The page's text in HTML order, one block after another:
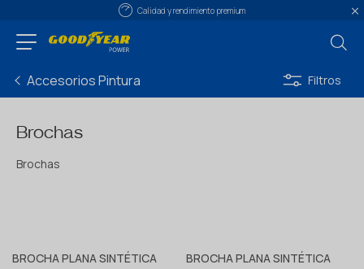
Calidad y rendimiento premium
Accesorios Pintura Filtros
Brochas
Brochas
BROCHA PLANA SINTÉTICA
BROCHA PLANA SINTÉTICA